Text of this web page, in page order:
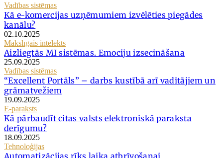
Vadības sistēmas
Kā e-komercijas uzņēmumiem izvēlēties piegādes
kanālu?
02.10.2025
Mākslīgais intelekts
Aizliegtās MI sistēmas. Emociju izsecināšana
25.09.2025
Vadības sistēmas
“Excellent Portāls” – darbs kustībā arī vadītājiem un
grāmatvežiem
19.09.2025
E-paraksts
Kā pārbaudīt citas valsts elektroniskā paraksta
derīgumu?
18.09.2025
Tehnoloģijas
Automatizācijas rīks laika atbrīvošanai